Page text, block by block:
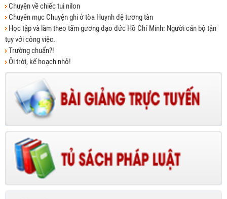
Chuyện về chiếc tui nilon
Chuyên mục Chuyện ghi ở tòa Huynh đệ tương tàn
Học tập và làm theo tấm gương đạo đức Hồ Chí Minh: Người cán bộ tận
tụy với công việc.
Trường chuẩn?!
Ôi trời, kế hoạch nhỏ!